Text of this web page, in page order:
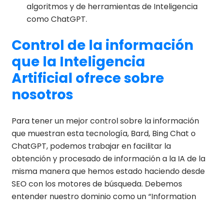
algoritmos y de herramientas de Inteligencia
como ChatGPT.
Control de la información
que la Inteligencia
Artificial ofrece sobre
nosotros
Para tener un mejor control sobre la información
que muestran esta tecnología, Bard, Bing Chat o
ChatGPT, podemos trabajar en facilitar la
obtención y procesado de información a la IA de la
misma manera que hemos estado haciendo desde
SEO con los motores de búsqueda. Debemos
entender nuestro dominio como un “Information